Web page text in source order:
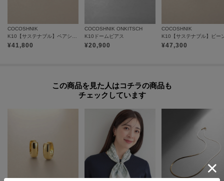
◆お届け予定について
工場の生産の都合上、お届け予定が変更になる場合がございます。
取り扱い方法に関して商品に付いている洗濯ネーム・注意下げ札をご確認く
◆注文取り消し・返品が可能です。商品着荷後の返品も可能です。（ただし
◆お届け時期の違う予約商品を、複数点カートに入れた場合、カートグルー
プは1つになり、商品が全て揃ってからの発送となります。
各お届け時期毎に、商品の発送をご希望の場合は1点づつカートに入れてご購
カートグループについてはこちら
COCOSHNIK
K10【サステナブル】ペアシェイプ スタッドピアス
¥41,800
COCOSHNIK ONKITSCH
K10ドームピアス
¥20,900
COCOSHNIK
¥47,300
この商品を見た人はコチラの商品も
チェックしています